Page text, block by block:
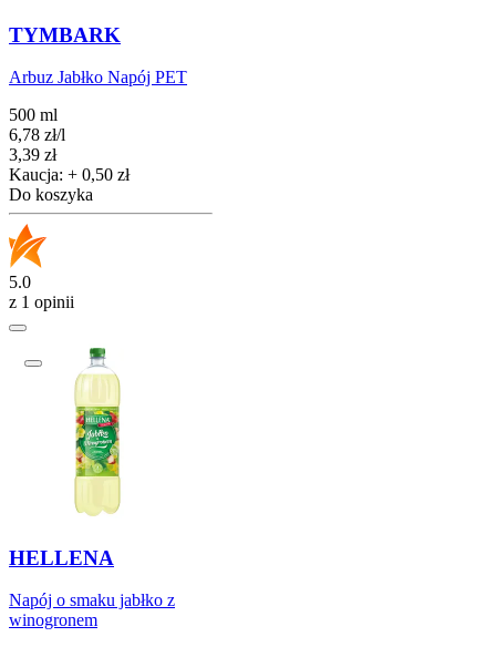
TYMBARK
Arbuz Jabłko Napój PET
500 ml
6,78 zł/l
Cena
3,39 zł
Kaucja: + 0,50 zł
Do koszyka
5.0
z 1 opinii
HELLENA
Napój o smaku jabłko z
winogronem